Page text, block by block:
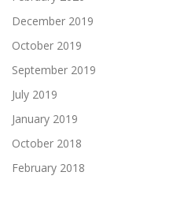
December 2019
October 2019
September 2019
July 2019
January 2019
October 2018
February 2018